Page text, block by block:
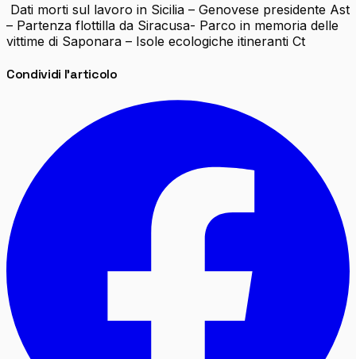
Dati morti sul lavoro in Sicilia – Genovese presidente Ast
– Partenza flottilla da Siracusa- Parco in memoria delle
vittime di Saponara – Isole ecologiche itineranti Ct
Condividi l'articolo